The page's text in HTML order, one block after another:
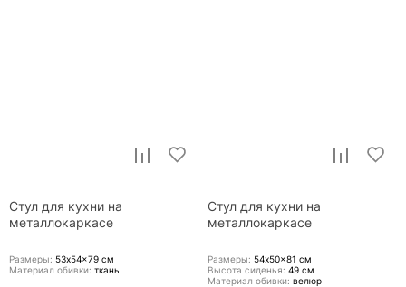
Стул для кухни на
металлокаркасе
Размеры: 53x54x79 см
Материал обивки: ткань
Стул для кухни на
металлокаркасе
Размеры: 54x50x81 см
Высота сиденья: 49 см
Материал обивки: велюр